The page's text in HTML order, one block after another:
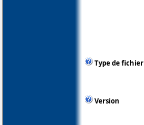
Type de fichier
Version